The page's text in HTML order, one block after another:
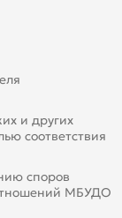
и других
соответствия
споров
МБУДО